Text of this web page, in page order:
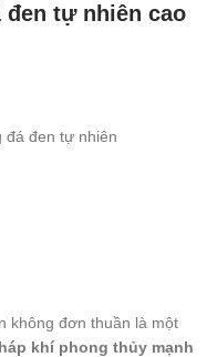
đen tự nhiên cao
đá đen tự nhiên
không đơn thuần là một
khí phong thủy mạnh